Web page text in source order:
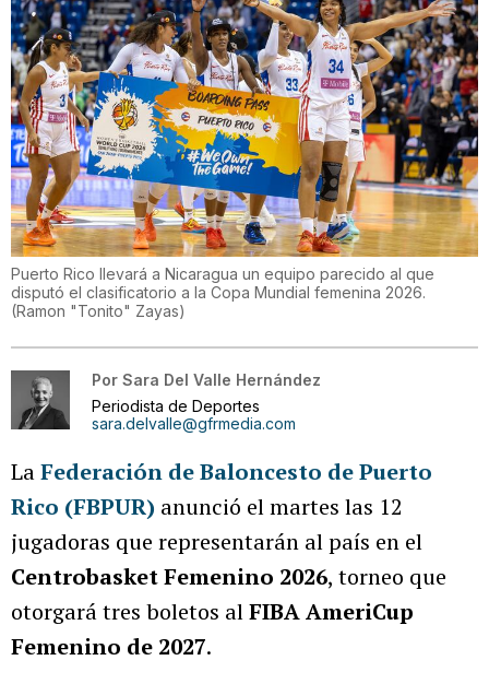
Puerto Rico llevará a Nicaragua un equipo parecido al que
disputó el clasificatorio a la Copa Mundial femenina 2026.
(Ramon "Tonito" Zayas)
Por Sara Del Valle Hernández
Periodista de Deportes
sara.delvalle@gfrmedia.com
LaFederación de Baloncesto de Puerto
Rico (FBPUR) anunció el martes las 12
jugadoras que representarán al país en el
Centrobasket Femenino 2026, torneo que
otorgará tres boletos alFIBA AmeriCup
Femenino de 2027.